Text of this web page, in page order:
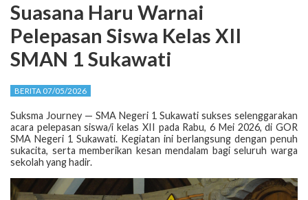
Suasana Haru Warnai
Pelepasan Siswa Kelas XII
SMAN 1 Sukawati
BERITA 07/05/2026
Suksma Journey — SMA Negeri 1 Sukawati sukses selenggarakan
acara pelepasan siswa/i kelas XII pada Rabu, 6 Mei 2026, di GOR
SMA Negeri 1 Sukawati. Kegiatan ini berlangsung dengan penuh
sukacita, serta memberikan kesan mendalam bagi seluruh warga
sekolah yang hadir.